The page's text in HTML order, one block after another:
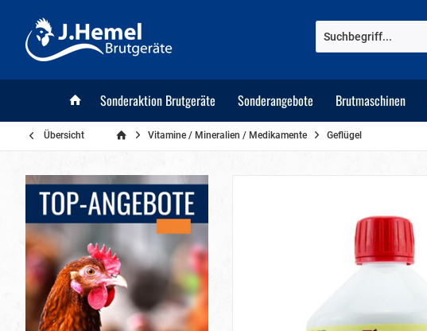
Sonderaktion Brutgeräte Sonderangebote Brutmaschinen
Übersicht Vitamine / Mineralien / Medikamente Geflügel